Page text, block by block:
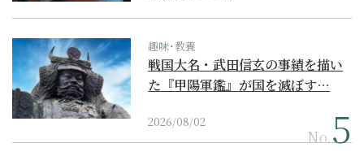
趣味･教養
戦国大名・武田信玄の事績を描い
た『甲陽軍鑑』が国を滅ぼす…
2026/08/02
No.